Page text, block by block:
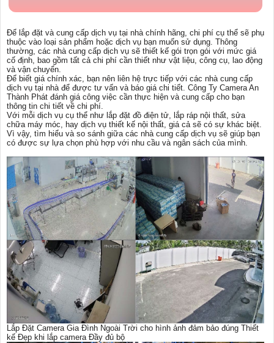
Để lắp đặt và cung cấp dịch vụ tại nhà chính hãng, chi phí cụ thể sẽ phụ
thuộc vào loại sản phẩm hoặc dịch vụ bạn muốn sử dụng. Thông
thường, các nhà cung cấp dịch vụ sẽ thiết kế gói trọn gói với mức giá
cố định, bao gồm tất cả chi phí cần thiết như vật liệu, công cụ, lao động
và vận chuyển.
Để biết giá chính xác, bạn nên liên hệ trực tiếp với các nhà cung cấp
dịch vụ tại nhà để được tư vấn và báo giá chi tiết. Công Ty Camera An
Thành Phát đánh giá công việc cần thực hiện và cung cấp cho bạn
thông tin chi tiết về chi phí.
Với mỗi dịch vụ cụ thể như lắp đặt đồ điện tử, lắp ráp nội thất, sửa
chữa máy móc, hay dịch vụ thiết kế nội thất, giá cả sẽ có sự khác biệt.
Vì vậy, tìm hiểu và so sánh giữa các nhà cung cấp dịch vụ sẽ giúp bạn
có được sự lựa chọn phù hợp với nhu cầu và ngân sách của mình.
Lắp Đặt Camera Gia Đình Ngoài Trời cho hình ảnh đảm bảo đúng Thiết
kế Đẹp khi lắp camera Đầy đủ bộ